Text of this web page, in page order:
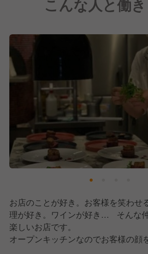
こんな人と働
お店のことが好き。お客様を笑わせ
理が好き。ワインが好き… そんな
楽しいお店です。
オープンキッチンなのでお客様の顔